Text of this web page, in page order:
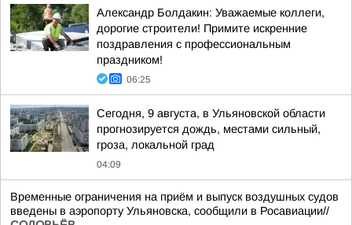
Александр Болдакин: Уважаемые коллеги,
дорогие строители! Примите искренние
поздравления с профессиональным
праздником!
06:25
Сегодня, 9 августа, в Ульяновской области
прогнозируется дождь, местами сильный,
гроза, локальной град
04:09
Временные ограничения на приём и выпуск воздушных судов
введены в аэропорту Ульяновска, сообщили в Росавиации//